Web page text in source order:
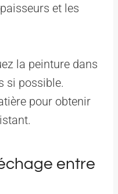
et les
la peinture dans
si possible.
pour obtenir
entre